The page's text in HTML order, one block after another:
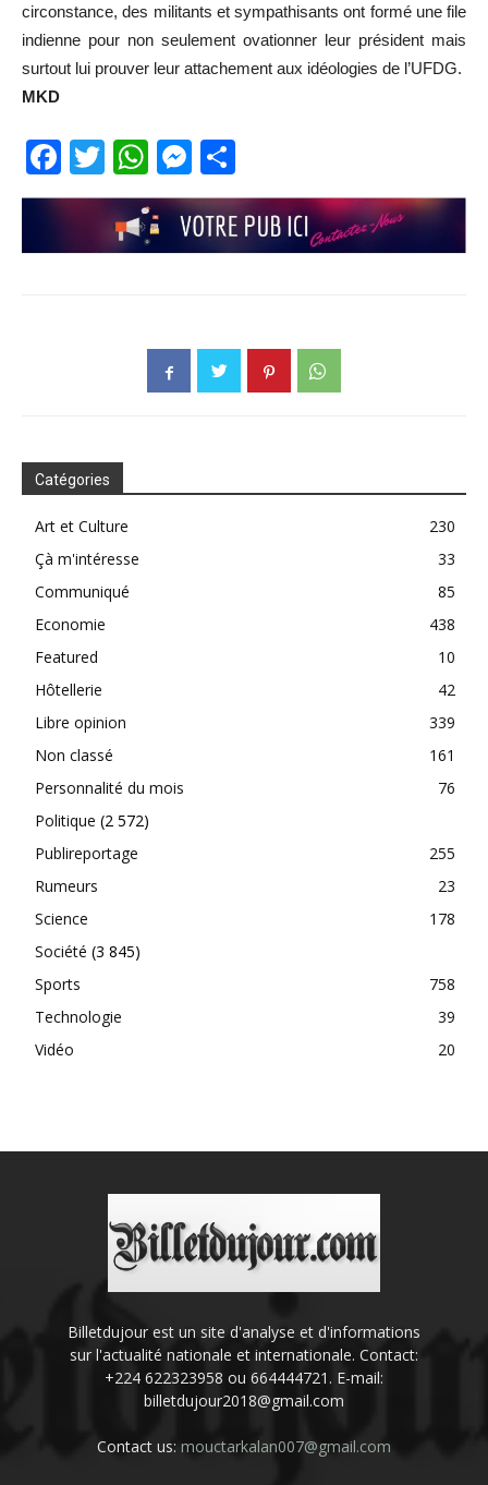
circonstance, des militants et sympathisants ont formé une file
indienne pour non seulement ovationner leur président mais
surtout lui prouver leur attachement aux idéologies de l’UFDG.
MKD
Facebook
TwitterWhatsApp
Messenger
Catégories
Art et Culture
230
Çà m'intéresse
33
Communiqué
85
Economie
438
Featured
10
Hôtellerie
42
Libre opinion
339
Non classé
161
Personnalité du mois
76
Politique (2 572)
Publireportage
255
Rumeurs
23
Science
178
Société (3 845)
Sports
758
Technologie
39
Vidéo
20
Billetdujour est un site d'analyse et d'informations
sur l'actualité nationale et internationale. Contact:
+224 622323958 ou 664444721. E-mail:
billetdujour2018@gmail.com
Contact us: mouctarkalan007@gmail.com